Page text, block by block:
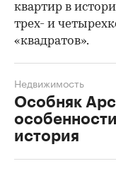
квартир в
трех- и
«квадратов».
Особняк
история
Недвижимость